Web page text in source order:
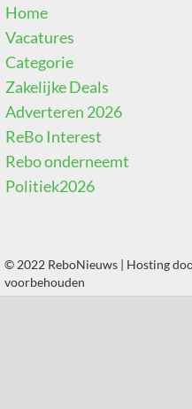
Home
Vacatures
Categorie
Zakelijke Deals
Adverteren 2026
ReBo Interest
Rebo onderneemt
Politiek2026
© 2022 ReboNieuws | Hosting
voorbehouden